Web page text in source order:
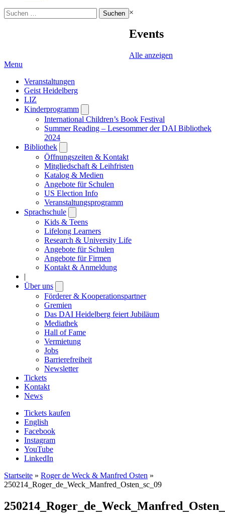
Suchen
nach:
×
Events
Alle anzeigen
Menu
Veranstaltungen
Geist Heidelberg
LIZ
Kinderprogramm
submenu
International Children’s Book Festival
Summer Reading – Lesesommer der DAI Bibliothek
2024
Bibliothek
submenu
Öffnungszeiten & Kontakt
Mitgliedschaft & Leihfristen
Katalog & Medien
Angebote für Schulen
US Election Info
Veranstaltungsprogramm
Sprachschule
submenu
Kids & Teens
Lifelong Learners
Research & University Life
Angebote für Schulen
Angebote für Firmen
Kontakt & Anmeldung
|
Über uns
submenu
Förderer & Kooperationspartner
Gremien
Das DAI Heidelberg feiert Jubiläum
Mediathek
Hall of Fame
Vermietung
Jobs
Barrierefreiheit
Newsletter
Tickets
Kontakt
News
Tickets kaufen
English
Facebook
Instagram
YouTube
LinkedIn
Startseite » Roger de Weck & Manfred Osten »
250214_Roger_de_Weck_Manfred_Osten_sc_09